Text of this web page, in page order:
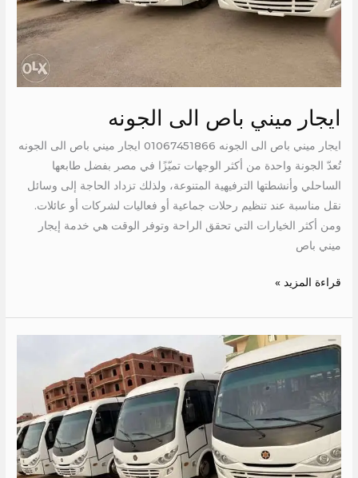
ايجار ميني باص الى الجونه
ايجار ميني باص الى الجونه 01067451866 ايجار ميني باص الى الجونه
تُعدّ الجونة واحدة من أكثر الوجهات تميّزًا في مصر بفضل طابعها
الساحلي وأنشطتها الترفيهية المتنوعة، ولذلك تزداد الحاجة إلى وسائل
نقل مناسبة عند تنظيم رحلات جماعية أو فعاليات لشركات أو عائلات.
ومن أكثر الخيارات التي تحقق الراحة وتوفر الوقت هي خدمة إيجار
ميني باص
قراءة المزيد »
ايجار
ميني
30
راكب
الى
الساحل